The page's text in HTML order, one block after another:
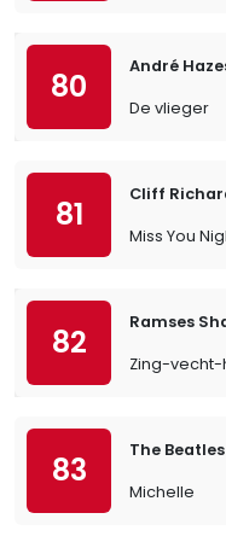
80
André
De vlieger
81
Cliff
Miss You
82
Ramses
Zing-
83
The Beatles
Michelle